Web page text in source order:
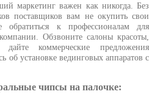
маркетинг важен как никогда. Без
поставщиков вам не окупить свои
к профессионалам для
Обзвоните салоны красоты,
дайте коммерческие предложения
об установке вединговых аппаратов с
чипсы на палочке: